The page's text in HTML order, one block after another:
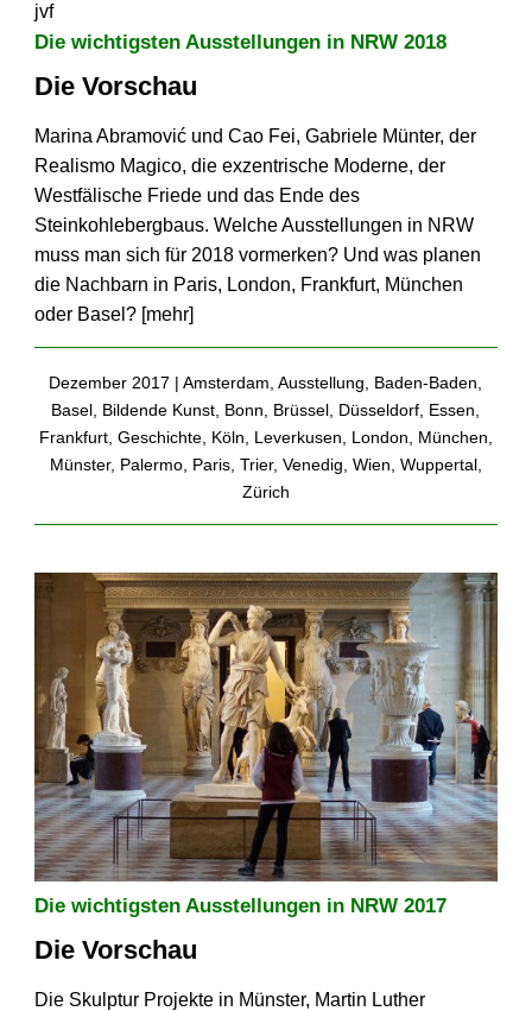
Die wichtigsten Ausstellungen in NRW 2018
Die Vorschau
Marina Abramović und Cao Fei, Gabriele Münter, der
Realismo Magico, die exzentrische Moderne, der
Westfälische Friede und das Ende des
Steinkohlebergbaus. Welche Ausstellungen in NRW
muss man sich für 2018 vormerken? Und was planen
die Nachbarn in Paris, London, Frankfurt, München
oder Basel? [mehr]
Dezember 2017 |Amsterdam ,Ausstellung Baden-Baden
Basel Bildende Kunst Bonn Brüssel Düsseldorf Essen
Frankfurt, Geschichte, Köln Leverkusen London München
Münster, Palermo, Paris, Trier, Venedig Wien Wuppertal,
Zürich
Die wichtigsten Ausstellungen in NRW 2017
Die Vorschau
Die Skulptur Projekte in Münster, Martin Luther